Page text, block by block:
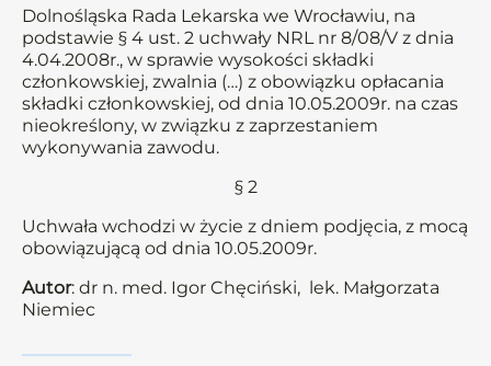
Dolnośląska Rada Lekarska we Wrocławiu, na
podstawie § 4 ust. 2 uchwały NRL nr 8/08/V z dnia
4.04.2008r., w sprawie wysokości składki
członkowskiej, zwalnia (…) z obowiązku opłacania
składki członkowskiej, od dnia 10.05.2009r. na czas
nieokreślony, w związku z zaprzestaniem
wykonywania zawodu.
§ 2
Uchwała wchodzi w życie z dniem podjęcia, z mocą
obowiązującą od dnia 10.05.2009r.
Autor: dr n. med. Igor Chęciński, lek. Małgorzata
Niemiec